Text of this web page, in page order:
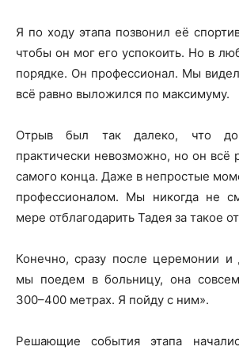
Я по ходу этапа позвонил её
чтобы он мог его успокоить. Но в
порядке. Он профессионал. Мы
всё равно выложился по максимуму.
Отрыв был так далеко, что
практически невозможно, но он всё
самого конца. Даже в непростые
профессионалом. Мы никогда не
мере отблагодарить Тадея за такое
Конечно, сразу после церемонии и
мы поедем в больницу, она
300–400 метрах. Я пойду с ним».
Решающие события этапа